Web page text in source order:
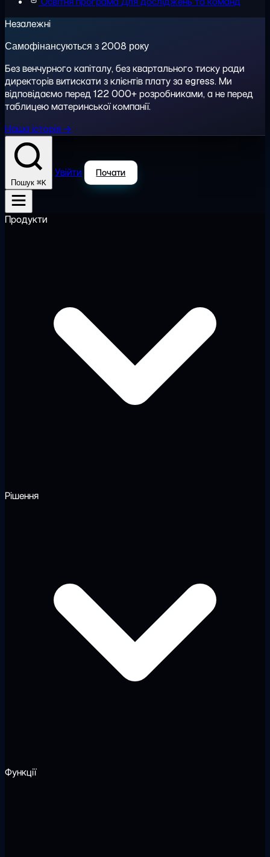
Незалежні
Самофінансуються з 2008 року
Без венчурного капіталу, без квартального тиску ради
директорів витискати з клієнтів плату за egress. Ми
відповідаємо перед 122 000+ розробниками, а не перед
таблицею материнської компанії.
Наша історія →
Пошук ⌘K
Увійти Почати
Продукти
Рішення
Функції